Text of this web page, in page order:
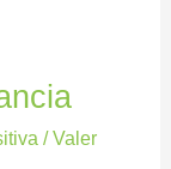
/Valer